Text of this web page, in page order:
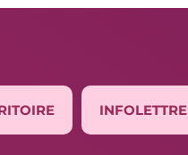
INFOLETTRE